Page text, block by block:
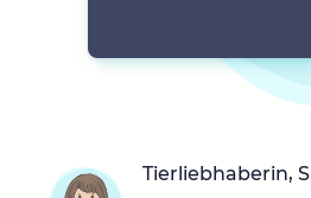
Tierliebhaberin,